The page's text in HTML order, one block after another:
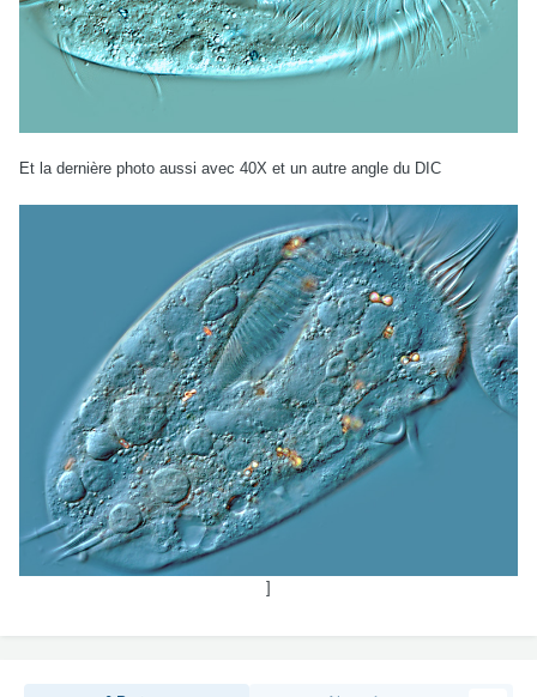
Et la dernière photo aussi avec 40X et un autre angle du DIC
]